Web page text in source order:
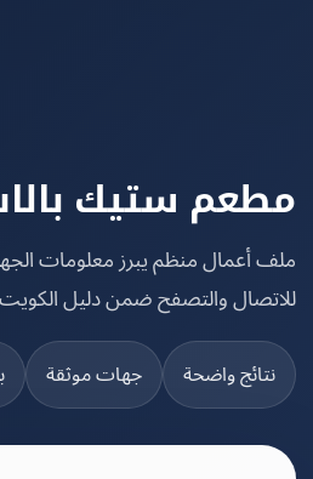
ستيك بالاس
منظم يبرز معلومات الجهة
والتصفح ضمن دليل الكويت.
واضحة جهات موثقة بحث